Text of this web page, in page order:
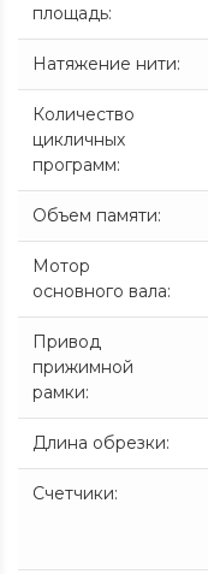
площадь:
Натяжение нити:
Количество
цикличных
программ:
Объем памяти:
Мотор
основного вала:
Привод
прижимной
рамки:
Длина обрезки:
Счетчики: